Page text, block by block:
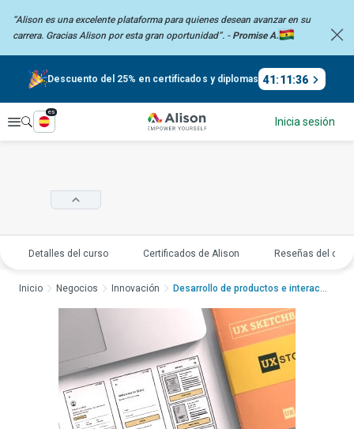
“Alison es una excelente plataforma para quienes desean avanzar en su
carrera. Gracias Alison por esta gran oportunidad”. - Promise A.
Descuento del 25% en certificados y diplomas 41:11:36
Explorar
es
Inicia sesión
Detalles del curso Certificados de Alison Reseñas del
Inicio Negocios Innovación Desarrollo de productos e interacciones...